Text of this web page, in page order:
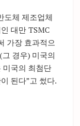
도체 제조업체
대만 TSMC
가장 효과적으
경우) 미국의
미국의 최첨단
된다”고 썼다.